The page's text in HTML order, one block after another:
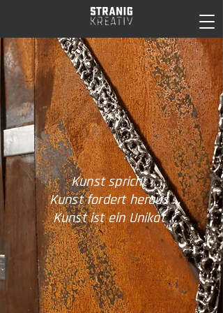
Kunst spricht …
Kunst fordert heraus …
Kunst ist ein Unikat …